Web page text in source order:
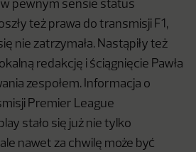
w pewnym sensie status
też prawa do transmisji F1,
nie zatrzymała. Nastąpiły też
redakcję i ściągnięcie Pawła
zespołem. Informacja o
Premier League
stało się już nie tylko
nawet za chwilę może być